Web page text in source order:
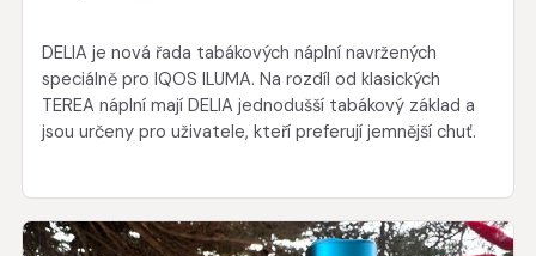
DELIA je nová řada tabákových náplní navržených
speciálně pro IQOS ILUMA. Na rozdíl od klasických
TEREA náplní mají DELIA jednodušší tabákový základ a
jsou určeny pro uživatele, kteří preferují jemnější chuť.